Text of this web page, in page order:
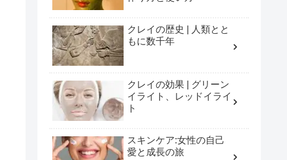
クレイの歴史 | 人類とと
もに数千年
クレイの効果 | グリーン
イライト、レッドイライ
ト
スキンケア:女性の自己
愛と成長の旅